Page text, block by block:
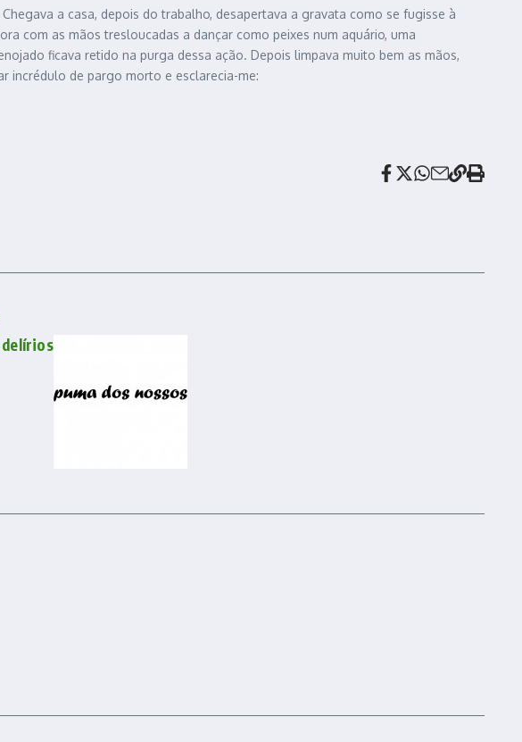
a casa, depois do trabalho, desapertava a gravata como se fugisse à
com as mãos tresloucadas a dançar como peixes num aquário, uma
ficava retido na purga dessa ação. Depois limpava muito bem as mãos,
incrédulo de pargo morto e esclarecia-me: